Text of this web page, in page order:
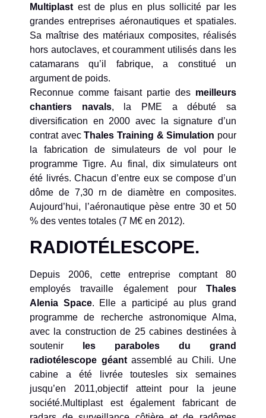
Multiplast est de plus en plus sollicité par les
grandes entreprises aéronautiques et spatiales.
Sa maîtrise des matériaux composites, réalisés
hors autoclaves, et couramment utilisés dans les
catamarans qu’il fabrique, a constitué un
argument de poids.
Reconnue comme faisant partie des meilleurs
chantiers navals, la PME a débuté sa
diversification en 2000 avec la signature d’un
contrat avecThales Training & Simulation pour
la fabrication de simulateurs de vol pour le
programme Tigre. Au final, dix simulateurs ont
été livrés. Chacun d’entre eux se compose d’un
dôme de 7,30 rn de diamètre en composites.
Aujourd’hui, l’aéronautique pèse entre 30 et 50
% des ventes totales (7 M€ en 2012).
RADIOTÉLESCOPE.
Depuis 2006, cette entreprise comptant 80
employés travaille également pour Thales
Alenia Space. Elle a participé au plus grand
programme de recherche astronomique Alma,
avec la construction de 25 cabines destinées à
soutenir
les paraboles du grand
radiotélescope géantassemblé au Chili. Une
cabine a été livrée toutesles six semaines
jusqu’en 2011,objectif atteint pour la jeune
société.Multiplast est également fabricant de